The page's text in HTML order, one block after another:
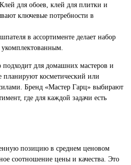
Клей для обоев, клей для плитки и
ключевые потребности в
в ассортименте делает набор
подходит для домашних мастеров и
планируют косметический или
Бренд «Мастер Гарц» выбирают
где для каждой задачи есть
позицию в среднем ценовом
соотношение цены и качества. Это